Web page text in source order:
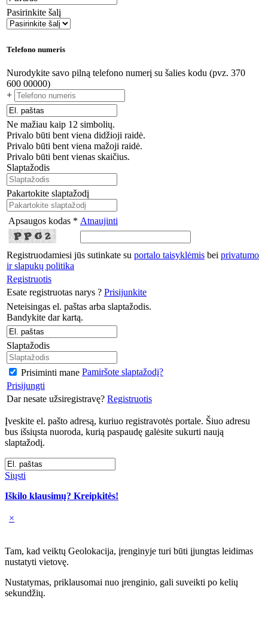
Pasirinkite šalį
Telefono numeris
Nurodykite savo pilną telefono numerį su šalies kodu (pvz. 370
600 00000)
+
Ne mažiau kaip 12 simbolių.
Privalo būti bent viena didžioji raidė.
Privalo būti bent viena mažoji raidė.
Privalo būti bent vienas skaičius.
Slaptažodis
Pakartokite slaptažodį
Apsaugos kodas * Atnaujinti
Registruodamiesi jūs sutinkate su portalo taisyklėmis bei privatumo
ir slapukų politika
Registruotis
Esate registruotas narys ? Prisijunkite
Neteisingas el. paštas arba slaptažodis.
Bandykite dar kartą.
Slaptažodis
Prisiminti mane Pamiršote slaptažodį?
Prisijungti
Dar nesate užsiregistravę? Registruotis
Įveskite el. pašto adresą, kuriuo registravotės portale. Šiuo adresu
bus išsiųsta nuoroda, kurią paspaudę galėsite sukurti naują
slaptažodį.
Siųsti
Iškilo klausimų? Kreipkitės!
×
Tam, kad veiktų Geolokacija, įrenginyje turi būti įjungtas leidimas
nustatyti vietovę.
Nustatymas, priklausomai nuo įrenginio, gali suveikti po kelių
sekundžių.